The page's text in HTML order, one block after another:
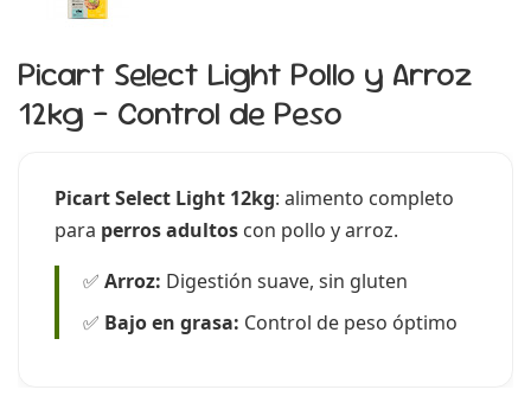
Picart Select Light Pollo y Arroz
12kg - Control de Peso
Picart Select Light 12kg: alimento completo
para perros adultos con pollo y arroz.
✅ Arroz: Digestión suave, sin gluten
✅ Bajo en grasa: Control de peso óptimo